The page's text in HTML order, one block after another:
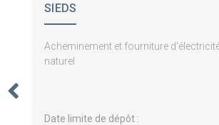
SIEDS
Acheminement et fourniture
naturel
Date limite de dépôt :